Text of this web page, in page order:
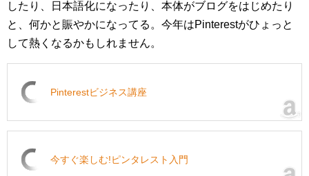
したり、日本語化になったり、本体がブログをはじめたり
と、何かと賑やかになってる。今年はPinterestがひょっと
して熱くなるかもしれません。
Pinterestビジネス講座
今すぐ楽しむ!ピンタレスト入門